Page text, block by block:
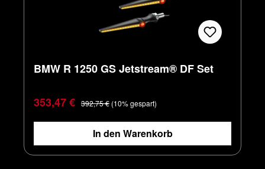
BMW R 1250 GS Jetstream® DF Set
Verkaufspreis:
353,47 € Regulärer Preis:
392,75 € (10% gespart)
In den Warenkorb